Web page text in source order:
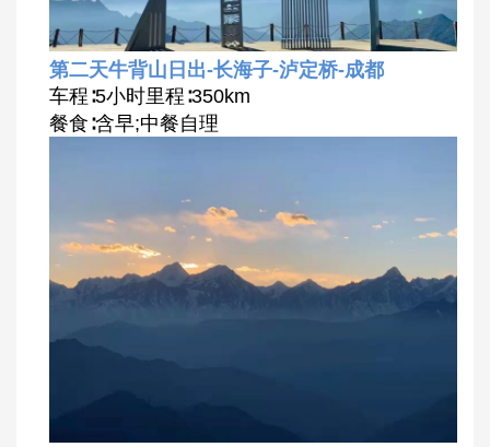
第二天牛背山日出-长海子-泸定桥-成都
车程∶5小时里程∶350km
餐食∶含早;中餐自理